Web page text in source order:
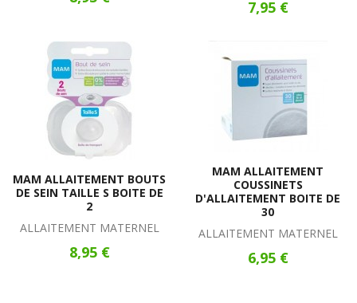
7,95 €
MAM ALLAITEMENT BOUTS
DE SEIN TAILLE S BOITE DE
2
ALLAITEMENT MATERNEL
8,95 €
MAM ALLAITEMENT
COUSSINETS
D'ALLAITEMENT BOITE DE
30
ALLAITEMENT MATERNEL
6,95 €